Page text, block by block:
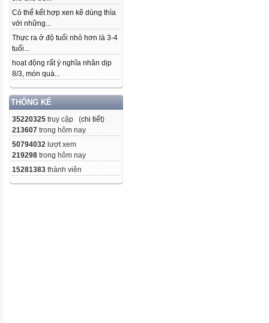
Có thể kết hợp xen kẽ dùng thìa
với những...
Thực ra ở độ tuổi nhỏ hơn là 3-4
tuổi...
hoạt động rất ý nghĩa nhân dịp
8/3, món quà...
THỐNG KÊ
35220325 truy cập (chi tiết)
213607 trong hôm nay
50794032 lượt xem
219298 trong hôm nay
15281383 thành viên